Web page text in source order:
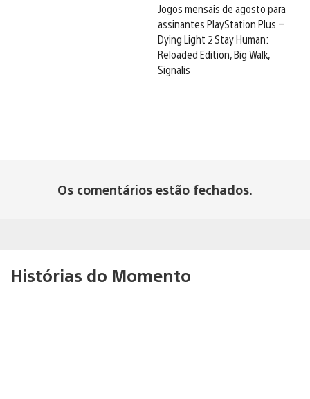
Jogos mensais de agosto para
assinantes PlayStation Plus –
Dying Light 2 Stay Human:
Reloaded Edition, Big Walk,
Signalis
Os comentários estão fechados.
Histórias do Momento